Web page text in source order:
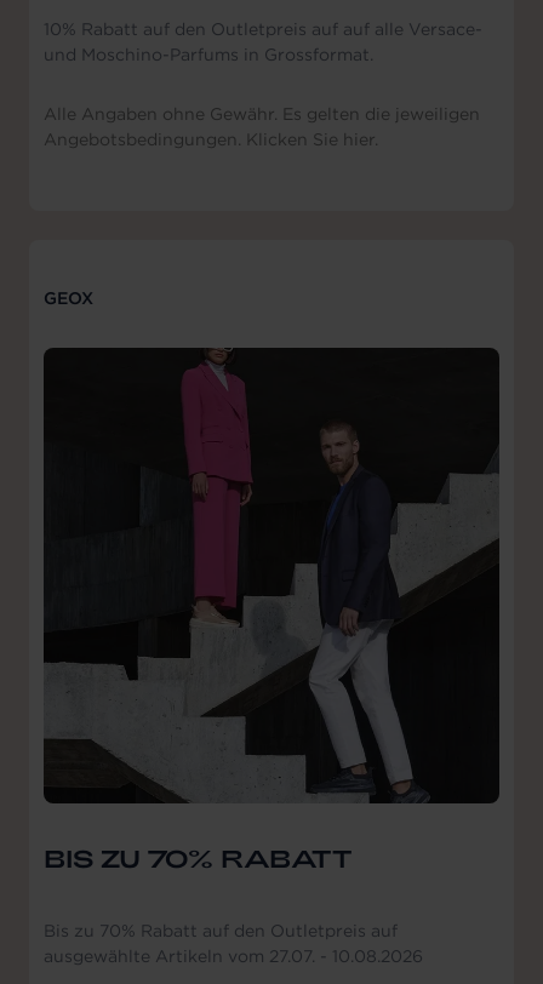
10% Rabatt auf den Outletpreis auf auf alle Versace-
und Moschino-Parfums in Grossformat.
Alle Angaben ohne Gewähr. Es gelten die jeweiligen
Angebotsbedingungen. Klicken Sie hier.
GEOX
BIS ZU 70% RABATT
Bis zu 70% Rabatt auf den Outletpreis auf
ausgewählte Artikeln vom 27.07. - 10.08.2026